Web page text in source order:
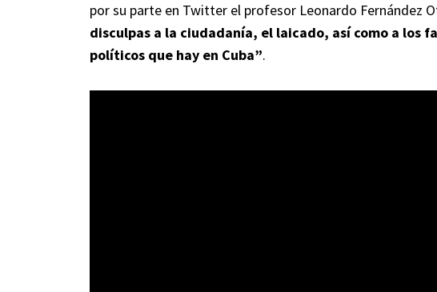
por su parte en Twitter el profesor Leonardo Fernández
disculpas a la ciudadanía, el laicado, así como a los
políticos que hay en Cuba”.